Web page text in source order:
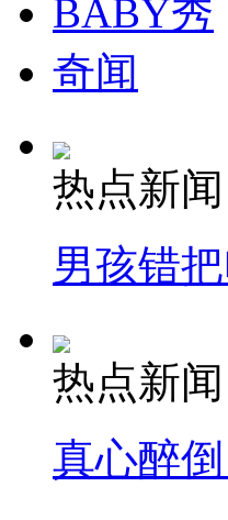
BABY秀
奇闻
热点新闻
男孩错
热点新闻
真心醉